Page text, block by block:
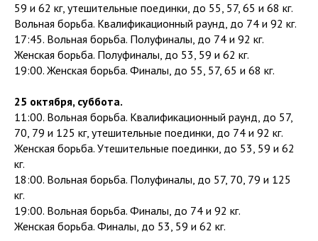
59 и 62 кг, утешительные поединки, до 55, 57, 65 и 68 кг.
Вольная борьба. Квалификационный раунд, до 74 и 92 кг.
17:45. Вольная борьба. Полуфиналы, до 74 и 92 кг.
Женская борьба. Полуфиналы, до 53, 59 и 62 кг.
19:00. Женская борьба. Финалы, до 55, 57, 65 и 68 кг.
25 октября, суббота.
11:00. Вольная борьба. Квалификационный раунд, до 57,
70, 79 и 125 кг, утешительные поединки, до 74 и 92 кг.
Женская борьба. Утешительные поединки, до 53, 59 и 62
кг.
18:00. Вольная борьба. Полуфиналы, до 57, 70, 79 и 125
кг.
19:00. Вольная борьба. Финалы, до 74 и 92 кг.
Женская борьба. Финалы, до 53, 59 и 62 кг.